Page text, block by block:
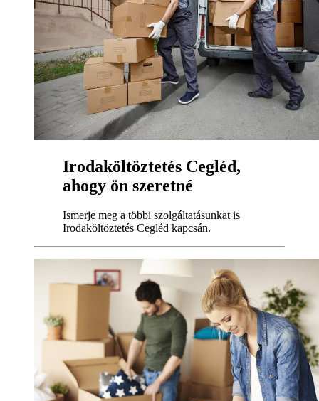
Irodaköltöztetés Cegléd,
ahogy ön szeretné
Ismerje meg a többi szolgáltatásunkat is
Irodaköltöztetés Cegléd kapcsán.